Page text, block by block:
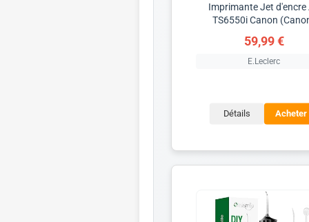
Imprimante Jet d'encre
TS6550i Canon
59,99 €
E.Leclerc
Détails Acheter